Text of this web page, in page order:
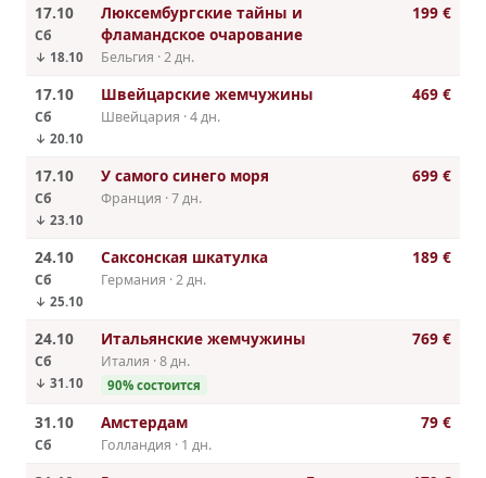
17.10
Сб
↓ 18.10
Люксембургские тайны и
фламандское очарование
Бельгия · 2 дн.
199 €
17.10
Сб
↓ 20.10
Швейцарские жемчужины
Швейцария · 4 дн.
469 €
17.10
Сб
↓ 23.10
У самого синего моря
Франция · 7 дн.
699 €
24.10
Сб
↓ 25.10
Саксонская шкатулка
Германия · 2 дн.
189 €
24.10
Сб
↓ 31.10
Итальянские жемчужины
Италия · 8 дн.
90% состоится
769 €
31.10
Сб
Амстердам
Голландия · 1 дн.
79 €